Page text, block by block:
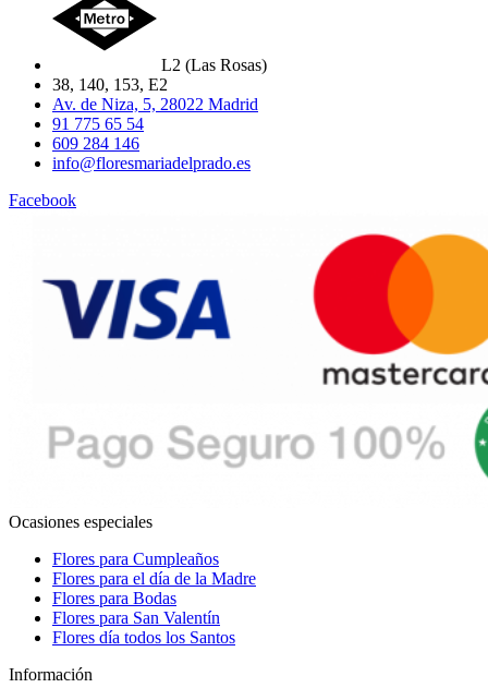
L2 (Las Rosas)
38, 140, 153, E2
Av. de Niza, 5, 28022 Madrid
91 775 65 54
609 284 146
info@floresmariadelprado.es
Facebook
Ocasiones especiales
Flores para Cumpleaños
Flores para el día de la Madre
Flores para Bodas
Flores para San Valentín
Flores día todos los Santos
Información